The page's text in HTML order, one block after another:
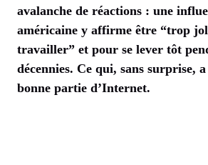
avalanche de réactions : une
américaine y affirme être “trop
travailler” et pour se lever tôt
décennies. Ce qui, sans surprise,
bonne partie d’Internet.